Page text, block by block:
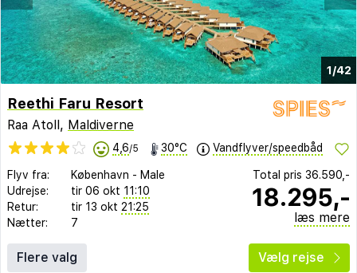
1/42
Reethi Faru Resort
Raa Atoll, Maldiverne
4,6/5 30°C Vandflyver/speedbåd
Flyv fra: København - Male
Udrejse:
tir 06 okt 11:10
Retur:
tir 13 okt 21:25
Nætter:
7
Total pris 36.590,-
18.295,-
læs mere
Flere valg Vælg rejse